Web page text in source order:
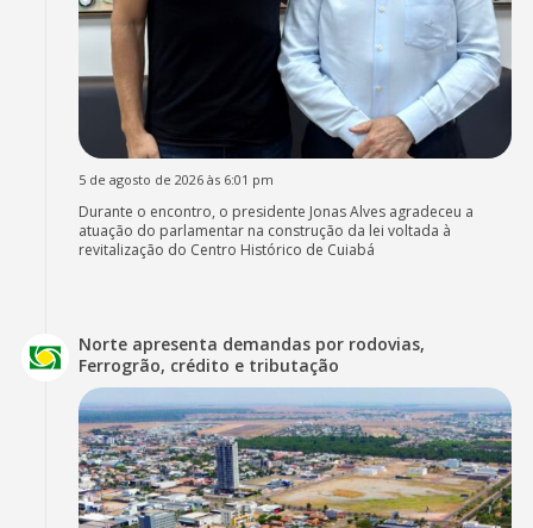
5 de agosto de 2026 às 6:01 pm
Durante o encontro, o presidente Jonas Alves agradeceu a
atuação do parlamentar na construção da lei voltada à
revitalização do Centro Histórico de Cuiabá
Norte apresenta demandas por rodovias,
Ferrogrão, crédito e tributação